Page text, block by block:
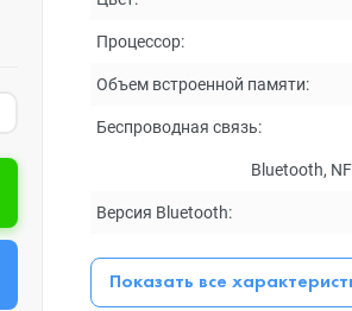
Процессор:
Объем встроенной памяти:
Беспроводная связь:
Bluetooth,
Версия Bluetooth:
Показать все